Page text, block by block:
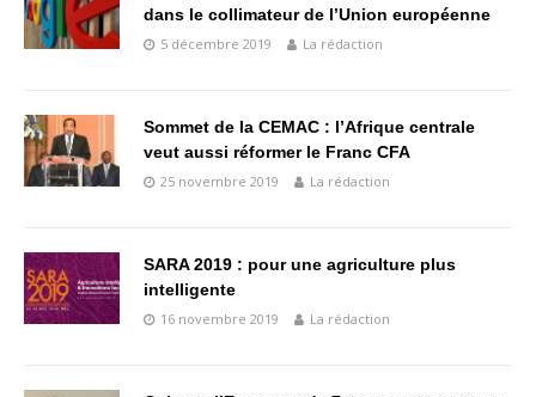
dans le collimateur de l’Union européenne
5 décembre 2019 La rédaction
Sommet de la CEMAC : l’Afrique centrale
veut aussi réformer le Franc CFA
25 novembre 2019 La rédaction
SARA 2019 : pour une agriculture plus
intelligente
16 novembre 2019 La rédaction